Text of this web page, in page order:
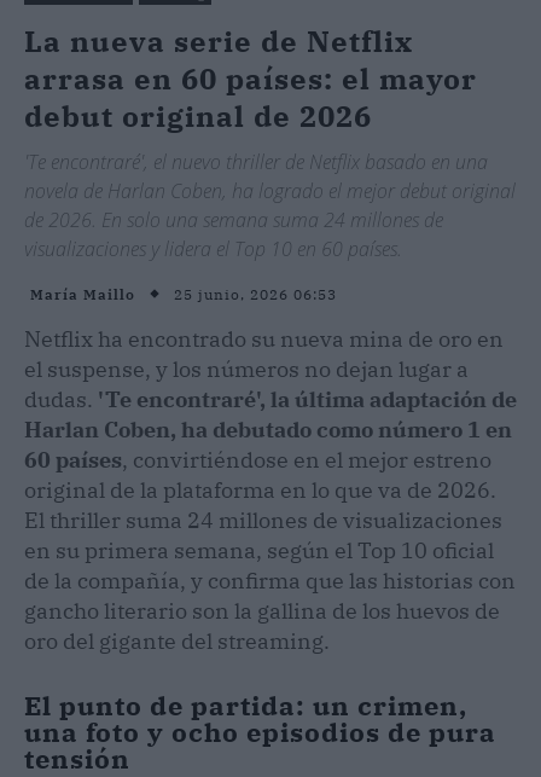
La nueva serie de Netflix
arrasa en 60 países: el mayor
debut original de 2026
'Te encontraré', el nuevo thriller de Netflix basado en una
novela de Harlan Coben, ha logrado el mejor debut original
de 2026. En solo una semana suma 24 millones de
visualizaciones y lidera el Top 10 en 60 países.
María Maillo 25 junio, 2026 06:53
Netflix ha encontrado su nueva mina de oro en
el suspense, y los números no dejan lugar a
dudas. 'Te encontraré', la última adaptación de
Harlan Coben, ha debutado como número 1 en
60 países, convirtiéndose en el mejor estreno
original de la plataforma en lo que va de 2026.
El thriller suma 24 millones de visualizaciones
en su primera semana, según el Top 10 oficial
de la compañía, y confirma que las historias con
gancho literario son la gallina de los huevos de
oro del gigante del streaming.
El punto de partida: un crimen,
una foto y ocho episodios de pura
tensión